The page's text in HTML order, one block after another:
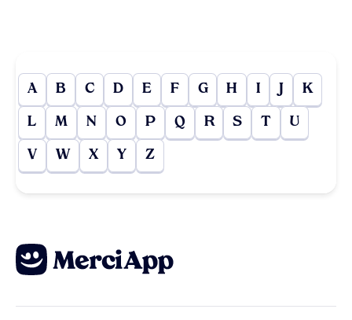
A B C D E F G H I J K
L M N O P Q R S T U
V W X Y Z